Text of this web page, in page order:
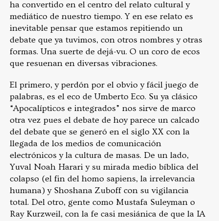
ha convertido en el centro del relato cultural y
mediático de nuestro tiempo. Y en ese relato es
inevitable pensar que estamos repitiendo un
debate que ya tuvimos, con otros nombres y otras
formas. Una suerte de dejá-vu. O un coro de ecos
que resuenan en diversas vibraciones.
El primero, y perdón por el obvio y fácil juego de
palabras, es el eco de Umberto Eco. Su ya clásico
“Apocalípticos e integrados” nos sirve de marco
otra vez pues el debate de hoy parece un calcado
del debate que se generó en el siglo XX con la
llegada de los medios de comunicación
electrónicos y la cultura de masas. De un lado,
Yuval Noah Harari y su mirada medio bíblica del
colapso (el fin del homo sapiens, la irrelevancia
humana) y Shoshana Zuboff con su vigilancia
total. Del otro, gente como Mustafa Suleyman o
Ray Kurzweil, con la fe casi mesiánica de que la IA